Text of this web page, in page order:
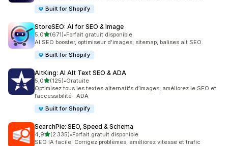
Built for Shopify
StoreSEO: AI for SEO & Image
5,0étoile(s) sur 5
(671)
671 avis au total
•Forfait gratuit disponible
AI SEO booster, optimiseur d'images, sitemap, balises alt SEO.
Built for Shopify
AltKing: AI Alt Text SEO & ADA
5,0étoile(s) sur 5
(125)
125 avis au total
•Gratuite
Optimisez tous les textes alternatifs d’images, améliorez le SEO et
l’accessibilité : ADA
Built for Shopify
SearchPie: SEO, Speed & Schema
4,9étoile(s) sur 5
(2 335)
2335 avis au total
•Forfait gratuit disponible
SEO IA facile: Corrigez problèmes, améliorez vitesse et trafic